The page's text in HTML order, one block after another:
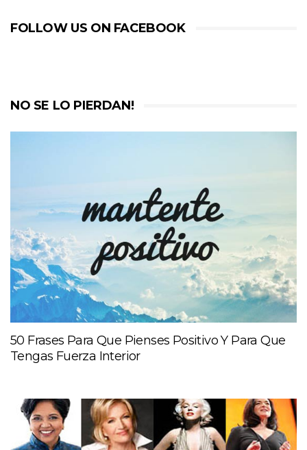
FOLLOW US ON FACEBOOK
NO SE LO PIERDAN!
50 Frases Para Que Pienses Positivo Y Para Que
Tengas Fuerza Interior